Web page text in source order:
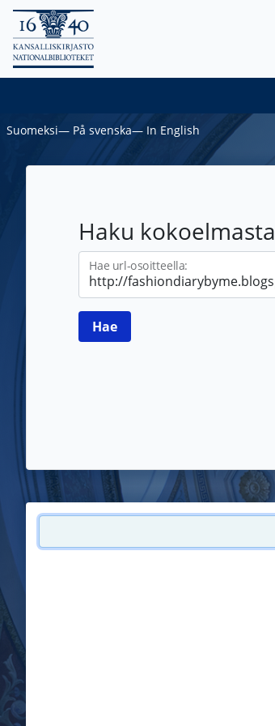
Suomeksi― På svenska― In English
Haku kokoelmasta
Hae url-osoitteella: